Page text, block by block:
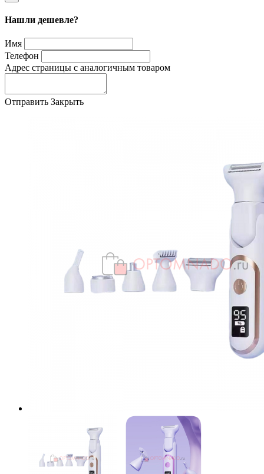
Нашли дешевле?
Имя
Телефон
Адрес страницы с аналогичным товаром
Отправить Закрыть